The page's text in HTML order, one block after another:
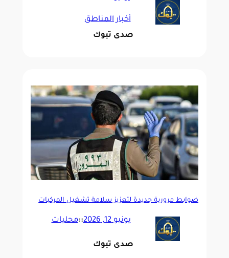
أخبار المناطق
صدى تبوك
ضوابط مرورية جديدة لتعزيز سلامة تشغيل المركبات
يونيو 12, 2026 ::محليات
صدى تبوك